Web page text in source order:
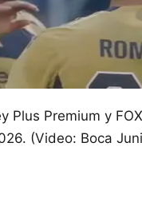
Plus Premium y
(Video: Boca